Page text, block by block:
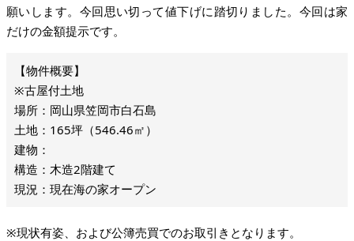
願いします。今回思い切って値下げに踏切りました。今回は家
だけの金額提示です。
※古屋付土地
場所：岡山県笠岡市白石島
土地：165坪（546.46㎡）
建物：
構造：木造2階建て
現況：現在海の家オープン
※現状有姿、および公簿売買でのお取引きとなります。